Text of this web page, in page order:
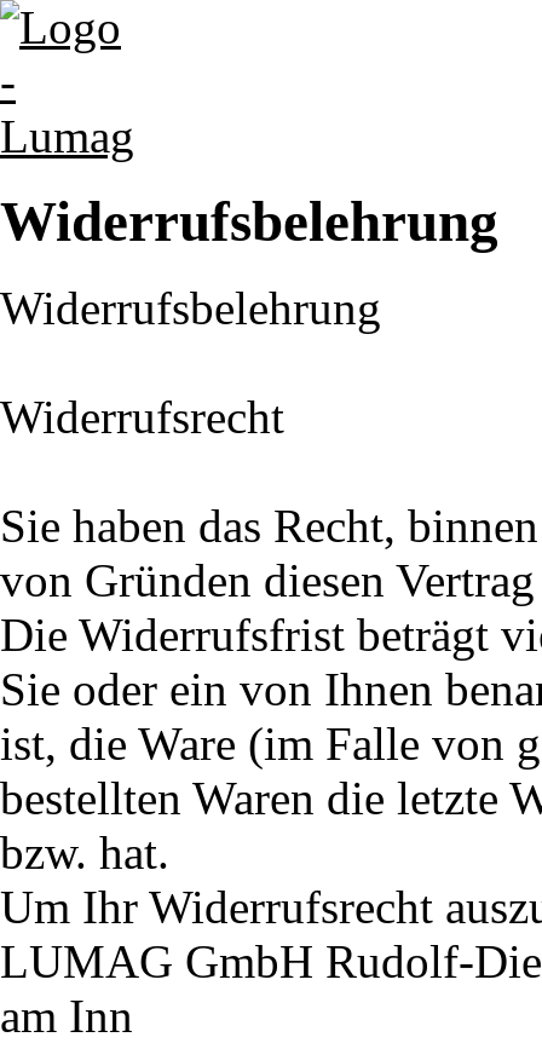
Widerrufsbelehrung
Widerrufsbelehrung
Widerrufsrecht
Sie haben das Recht,
von Gründen diesen
Die Widerrufsfrist beträgt
Sie oder ein von Ihnen
ist, die Ware (im Falle von
bestellten Waren die letzte
bzw. hat.
Um Ihr Widerrufsrecht
LUMAG GmbH Rudolf-
am Inn